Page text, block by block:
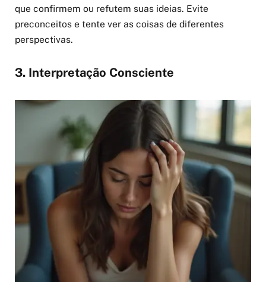
que confirmem ou refutem suas ideias. Evite
preconceitos e tente ver as coisas de diferentes
perspectivas.
3. Interpretação Consciente